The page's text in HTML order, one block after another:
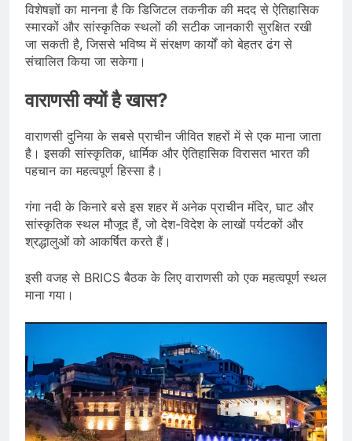
विशेषज्ञों का मानना है कि डिजिटल तकनीक की मदद से ऐतिहासिक
स्मारकों और सांस्कृतिक स्थलों की सटीक जानकारी सुरक्षित रखी
जा सकती है, जिससे भविष्य में संरक्षण कार्यों को बेहतर ढंग से
संचालित किया जा सकेगा।
वाराणसी क्यों है खास?
वाराणसी दुनिया के सबसे प्राचीन जीवित शहरों में से एक माना जाता
है। इसकी सांस्कृतिक, धार्मिक और ऐतिहासिक विरासत भारत की
पहचान का महत्वपूर्ण हिस्सा है।
गंगा नदी के किनारे बसे इस शहर में अनेक प्राचीन मंदिर, घाट और
सांस्कृतिक स्थल मौजूद हैं, जो देश-विदेश के लाखों पर्यटकों और
श्रद्धालुओं को आकर्षित करते हैं।
इसी वजह से BRICS बैठक के लिए वाराणसी को एक महत्वपूर्ण स्थल
माना गया।